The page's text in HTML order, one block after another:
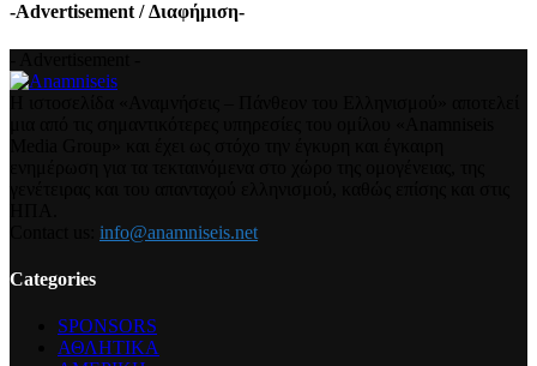
-Advertisement / Διαφήμιση-
info@anamniseis.net
Categories
SPONSORS
ΑΘΛΗΤΙΚΑ